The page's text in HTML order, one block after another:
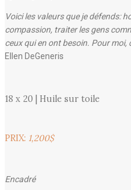
Voici les valeurs que je défends:
compassion, traiter les gens
ceux qui en ont besoin. Pour
Ellen DeGeneris
18 x 20 | Huile sur toile
PRIX: 1,200$
Encadré